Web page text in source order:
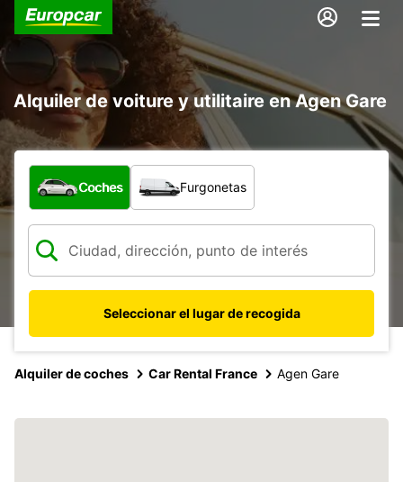
Alquiler de voiture y utilitaire en Agen Gare
¿Qué tipo de vehículo?
Coches Furgonetas
Seleccionar el lugar de recogida
Alquiler de coches Car Rental France Agen Gare